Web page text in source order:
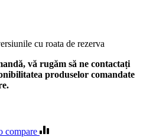
cu roata de rezerva
vă rugăm să ne contactați
produselor comandate
compare